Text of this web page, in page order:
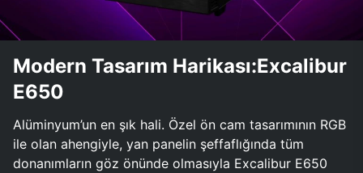
Modern Tasarım Harikası:Excalibur
E650
Alüminyum’un en şık hali. Özel ön cam tasarımının RGB
ile olan ahengiyle, yan panelin şeffaflığında tüm
donanımların göz önünde olmasıyla Excalibur E650